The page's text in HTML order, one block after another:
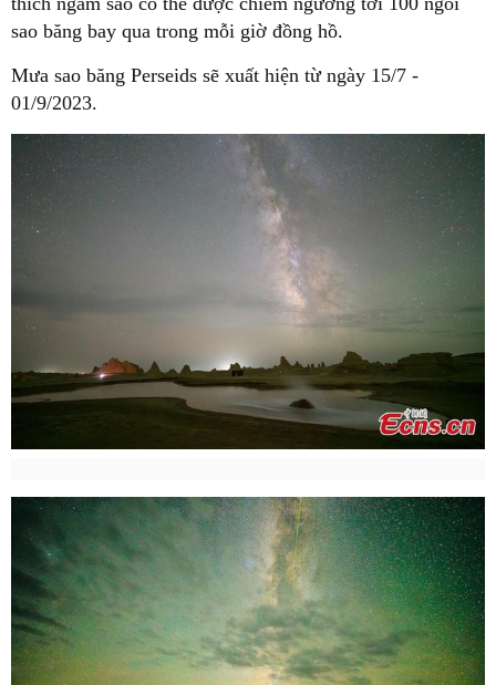
sao băng bay qua trong mỗi giờ đồng hồ.
Mưa sao băng Perseids sẽ xuất hiện từ ngày 15/7 -
01/9/2023.